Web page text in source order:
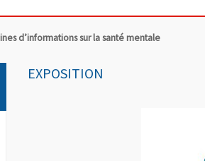
d’informations sur la santé mentale
EXPOSITION